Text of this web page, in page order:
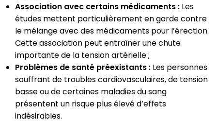
Association avec certains médicaments : Les
études mettent particulièrement en garde contre
le mélange avec des médicaments pour l’érection.
Cette association peut entraîner une chute
importante de la tension artérielle ;
Problèmes de santé préexistants : Les personnes
souffrant de troubles cardiovasculaires, de tension
basse ou de certaines maladies du sang
présentent un risque plus élevé d’effets
indésirables.